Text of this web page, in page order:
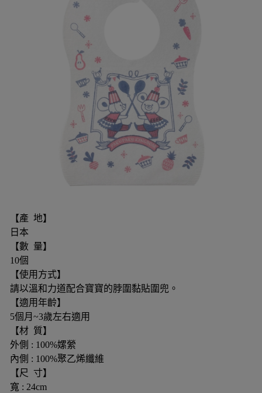
【產 地】
日本
【數 量】
10個
【使用方式】
請以溫和力道配合寶寶的脖圍黏貼圍兜。
【適用年齡】
5個月~3歲左右適用
【材 質】
外側 : 100%嫘縈
內側 : 100%聚乙烯纖維
【尺 寸】
寬 : 24cm